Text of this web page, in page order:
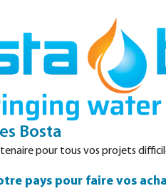
Datasheets
commandez directement via le
Bosta
pour tous vos projets
pays pour faire vos